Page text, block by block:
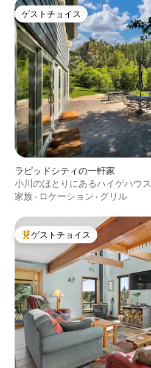
ゲストチョイス
ゲストチョイス
ラピッドシティの一軒家
小川のほとりにあるハイゲハウス
家族 · ロケーション · グリル
大好評のゲストチョイスです。
ゲストチョイス